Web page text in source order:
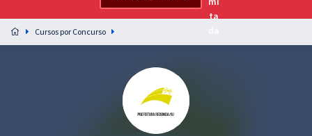
Preparação completa e intensiva para as principais
residências em saúde do Brasil
Cursos por Concurso